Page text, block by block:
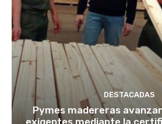
DESTACADAS
Pymes madereras
exigentes mediante la